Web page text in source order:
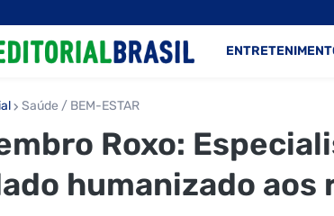
Saúde / BEM-ESTAR
Roxo:
humanizado aos